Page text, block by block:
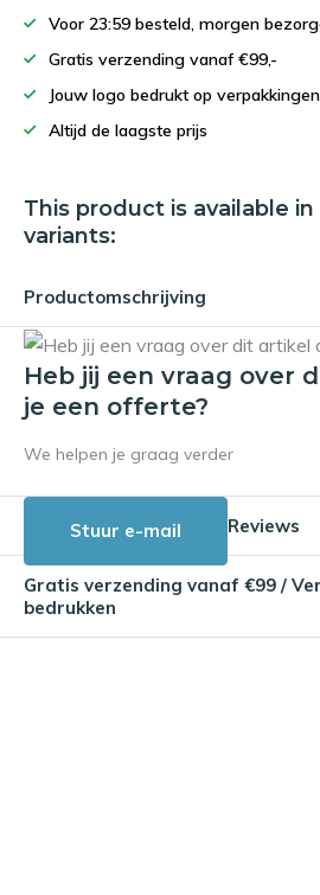
Voor 23:59 besteld, morgen
Gratis verzending vanaf €99,-
Jouw logo bedrukt op verpakkingen
Altijd de laagste prijs
This product is available
variants:
Productomschrijving
Heb jij een vraag over
je een offerte?
We helpen je graag verder
Stuur e-mail Reviews
Gratis verzending vanaf €99 /
bedrukken